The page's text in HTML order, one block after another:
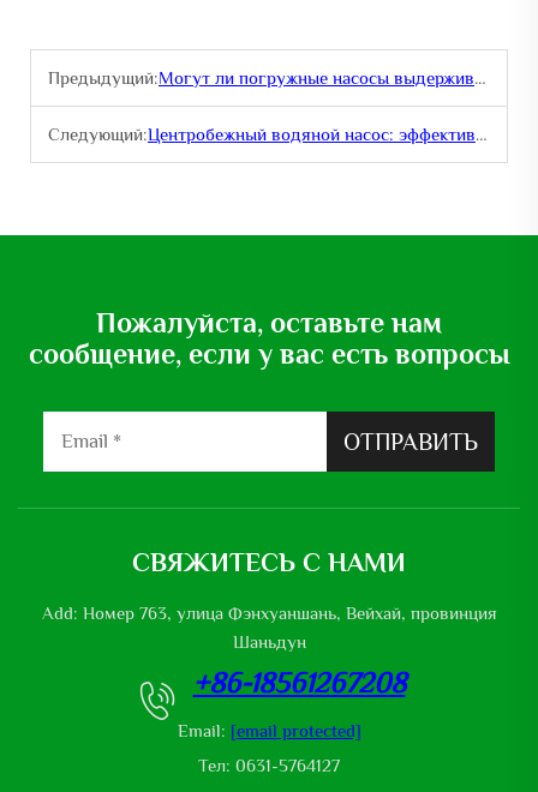
Предыдущий:Могут ли погружные насосы выдерживать экстремальные подводные условия?
Следующий:Центробежный водяной насос: эффективные решения для циркуляции воды
Пожалуйста, оставьте нам
сообщение, если у вас есть вопросы
ОТПРАВИТЬ
СВЯЖИТЕСЬ С НАМИ
Add: Номер 763, улица Фэнхуаншань, Вейхай, провинция
Шаньдун
+86-18561267208
Email: [email protected]
Тел: 0631-5764127